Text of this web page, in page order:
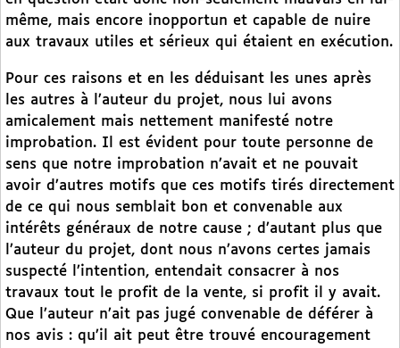
même, mais encore inopportun et capable de nuire
aux travaux utiles et sérieux qui étaient en exécution.
Pour ces raisons et en les déduisant les unes après
les autres à l’auteur du projet, nous lui avons
amicalement mais nettement manifesté notre
improbation. Il est évident pour toute personne de
sens que notre improbation n’avait et ne pouvait
avoir d’autres motifs que ces motifs tirés directement
de ce qui nous semblait bon et convenable aux
intérêts généraux de notre cause ; d’autant plus que
l’auteur du projet, dont nous n’avons certes jamais
suspecté l’intention, entendait consacrer à nos
travaux tout le profit de la vente, si profit il y avait.
Que l’auteur n’ait pas jugé convenable de déférer à
nos avis : qu’il ait peut être trouvé encouragement